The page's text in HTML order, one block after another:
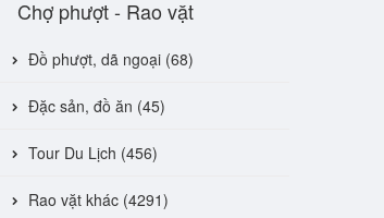
Chợ phượt - Rao vặt
Đồ phượt, dã ngoại (68)
Đặc sản, đồ ăn (45)
Tour Du Lịch (456)
Rao vặt khác (4291)